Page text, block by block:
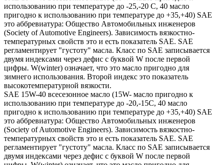
использованию при температуре до -25,-20 С, 40 масло
пригодно к использованию при температуре до +35,+40) SAE
это аббревиатура: Общество Автомобильных инженеров
(Society of Automotive Engineers). Зависимость вязкостно-
температурных свойств это и есть показатель SAE. SAE
регламентирует "густоту" масла. Класс по SAE записывается
двумя индексами через дефис с буквой W после первой
цифры. W(winter) означает, что это масло пригодно для
зимнего использования. Второй индекс это показатель
высокотемпературной вязкости.
SAE 15W-40 всесезонное масло (15W- масло пригодно к
использованию при температуре до -20,-15С, 40 масло
пригодно к использованию при температуре до +35,+40) SAE
это аббревиатура: Общество Автомобильных инженеров
(Society of Automotive Engineers). Зависимость вязкостно-
температурных свойств это и есть показатель SAE. SAE
регламентирует "густоту" масла. Класс по SAE записывается
двумя индексами через дефис с буквой W после первой